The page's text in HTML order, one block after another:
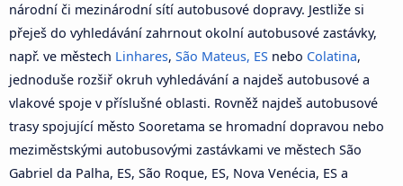
národní či mezinárodní sítí autobusové dopravy. Jestliže si
přeješ do vyhledávání zahrnout okolní autobusové zastávky,
např. ve městech Linhares, São Mateus, ES nebo Colatina,
jednoduše rozšiř okruh vyhledávání a najdeš autobusové a
vlakové spoje v příslušné oblasti. Rovněž najdeš autobusové
trasy spojující město Sooretama se hromadní dopravou nebo
meziměstskými autobusovými zastávkami ve městech São
Gabriel da Palha, ES, São Roque, ES, Nova Venécia, ES a